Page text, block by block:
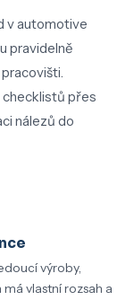
v automotive
pravidelně
checklistů přes
nálezů do
výroby,
vlastní rozsah a